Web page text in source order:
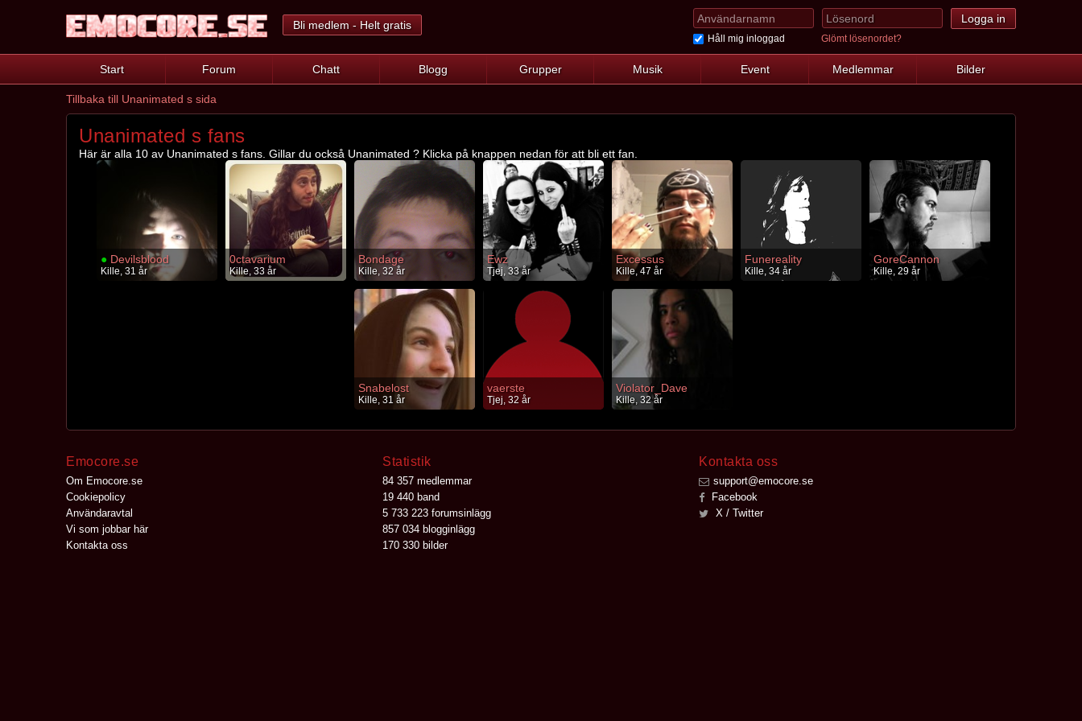
Bli medlem - Helt gratis
Håll mig inloggad Glömt lösenordet?
Start Forum Chatt Blogg Grupper Musik Event Medlemmar Bilder
Tillbaka till Unanimated s sida
Unanimated s fans
Här är alla 10 av Unanimated s fans. Gillar du också Unanimated ? Klicka på knappen nedan för att bli ett fan.
●Devilsblood
Kille, 31 år
0ctavarium
Kille, 33 år
Bondage
Kille, 32 år
Ewz
Tjej, 33 år
Excessus
Kille, 47 år
Funereality
Kille, 34 år
GoreCannon
Kille, 29 år
Snabelost
Kille, 31 år
vaerste
Tjej, 32 år
Violator_Dave
Kille, 32 år
Emocore.se
Om Emocore.se
Cookiepolicy
Användaravtal
Vi som jobbar här
Kontakta oss
Statistik
84 357 medlemmar
19 440 band
5 733 223 forumsinlägg
857 034 blogginlägg
170 330 bilder
Kontakta oss
support@emocore.se
Facebook
X / Twitter